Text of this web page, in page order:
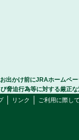
お出かけ前にJRAホームペ
脅迫行為等に対する厳正
リンク ご利用に際し